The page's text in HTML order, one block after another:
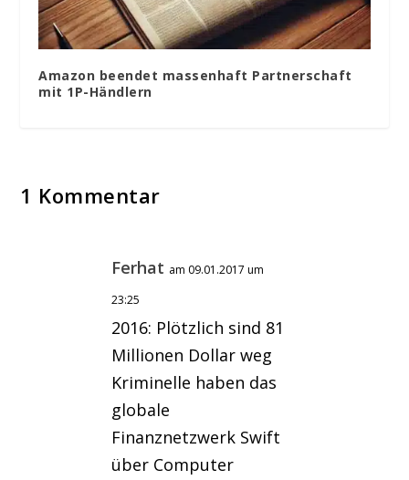
Amazon beendet massenhaft Partnerschaft
mit 1P-Händlern
1 Kommentar
Ferhat am 09.01.2017 um
23:25
2016: Plötzlich sind 81
Millionen Dollar weg
Kriminelle haben das
globale
Finanznetzwerk Swift
über Computer